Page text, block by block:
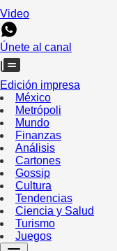
Video
Únete al canal
Edición impresa
México
Metrópoli
Mundo
Finanzas
Análisis
Cartones
Gossip
Cultura
Tendencias
Ciencia y Salud
Turismo
Juegos